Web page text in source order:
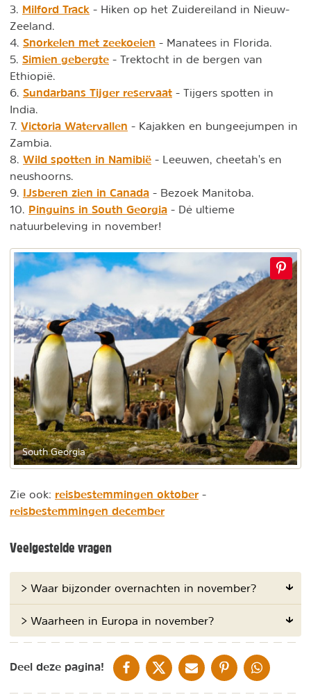
3. Milford Track - Hiken op het Zuidereiland in Nieuw-
Zeeland.
4. Snorkelen met zeekoeien - Manatees in Florida.
5. Simien gebergte - Trektocht in de bergen van
Ethiopië.
6. Sundarbans Tijger reservaat - Tijgers spotten in
India.
7. Victoria Watervallen - Kajakken en bungeejumpen in
Zambia.
8. Wild spotten in Namibië - Leeuwen, cheetah's en
neushoorns.
9. IJsberen zien in Canada - Bezoek Manitoba.
10. Pinguins in South Georgia - Dé ultieme
natuurbeleving in november!
South Georgia
Zie ook: reisbestemmingen oktober -
reisbestemmingen december
Veelgestelde vragen
> Waar bijzonder overnachten in november?
> Waarheen in Europa in november?
Deel deze pagina! DELEN OP FACEBOOK
DELEN OP XDELEN VIA DE MAIL
DELEN OP PINTEREST
DELEN OP